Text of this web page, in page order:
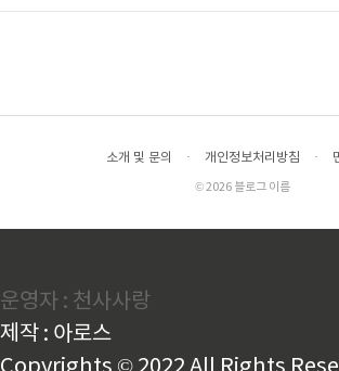
소개 및 문의 · 개인정보처리방침 ·
© 2026 블로그 이름
운영자 : 천사사랑
제작 : 아로스